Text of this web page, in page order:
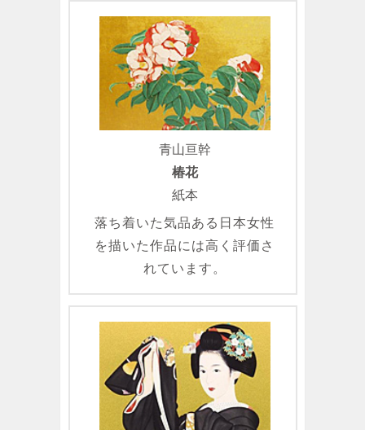
青山亘幹
椿花
紙本
落ち着いた気品ある日本女性
を描いた作品には高く評価さ
れています。